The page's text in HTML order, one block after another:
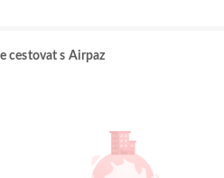
cestovat s Airpaz